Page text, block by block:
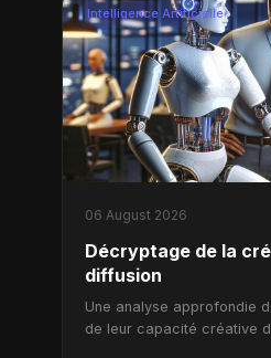
Intelligence Artificielle
06 August 2026
Décryptage de la
diffusion
Une analyse approfondie
de leur capacité créative